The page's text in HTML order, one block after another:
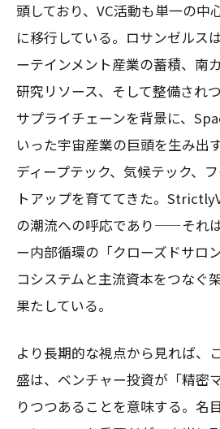
頭しており、VC活動も単一の中
に移行している。ロサンゼルス
ーテインメント産業の蓄積、南
研究リソース、そして整備され
サプライチェーンを背景に、
いった宇宙産業の巨頭を生み出
ディープテック、気候テック、
トアップを育ててきた。
の潮流への呼応であり——それ
ー内部循環の「クローズドサロ
コシステムと主流資本をつなぐ
果たしている。
より長期的な視点から見れば、
盛は、ベンチャー投資が「精密
りつつあることを意味する。名